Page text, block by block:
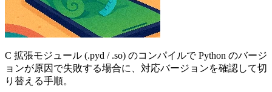
C 拡張モジュール (.pyd / .so) のコンパイルで Python のバージ
ョンが原因で失敗する場合に、対応バージョンを確認して切
り替える手順。